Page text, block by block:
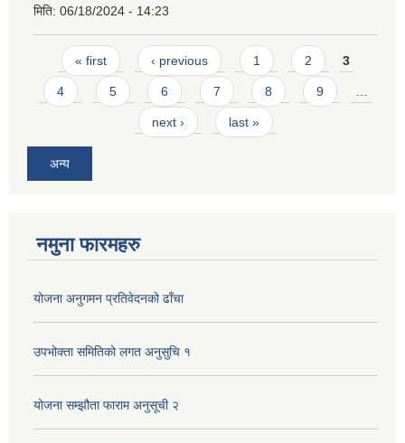
मिति: 06/18/2024 - 14:23
Pages
« first ‹ previous 1 2 3
4 5 6 7 8 9
next › last »
अन्य
नमुना फारमहरु
योजना अनुगमन प्रतिवेदनको ढाँचा
उपभोक्ता समितिको लगत अनुसुचि १
योजना सम्झौता फाराम अनुसूची २